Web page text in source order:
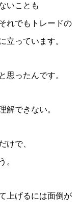
いことも
れでもトレードの
立っています。
思ったんです。
解できない。
けで、
。
上げるには面倒が